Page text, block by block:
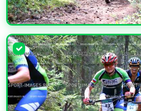
УВЕЛИЧИТЬ